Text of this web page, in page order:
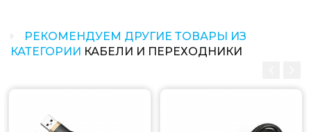
РЕКОМЕНДУЕМ ДРУГИЕ ТОВАРЫ ИЗ
КАТЕГОРИИ КАБЕЛИ И ПЕРЕХОДНИКИ